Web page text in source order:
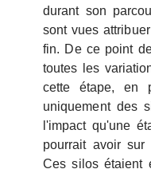
durant son
sont vues
fin. De ce point
toutes les
cette étape, en
uniquement des
l'impact qu'une
pourrait avoir sur
Ces silos étaient